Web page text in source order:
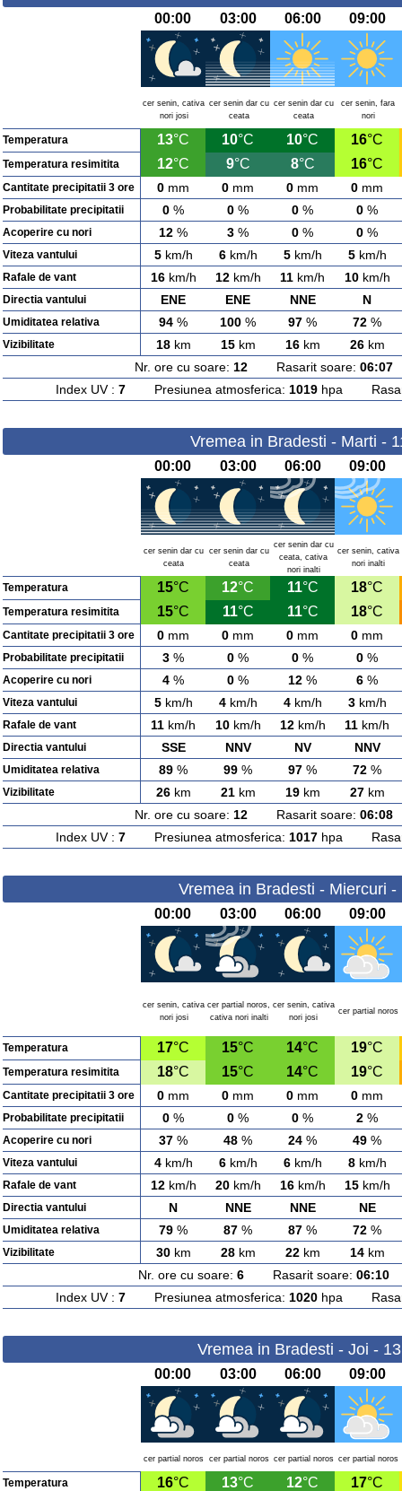
00:00 03:00 06:00 09:00
cer senin, cativa
nori josi
cer senin dar cu
ceata
cer senin dar cu
ceata
cer senin, fara
nori
Temperatura 13°C 10°C 10°C 16°C
Temperatura resimitita 12°C 9°C 8°C 16°C
Cantitate precipitatii 3 ore 0 mm 0 mm 0 mm 0 mm
Probabilitate precipitatii 0 % 0 % 0 % 0 %
Acoperire cu nori 12 % 3 % 0 % 0 %
Viteza vantului 5km/h 6km/h 5km/h 5km/h
Rafale de vant 16km/h 12km/h 11 km/h 10km/h
Directia vantului ENE ENE NNE N
Umiditatea relativa 94 % 100 % 97 % 72 %
Vizibilitate 18km 15km 16km 26km
Nr. ore cu soare: 12Rasarit soare: 06:07
Index UV : 7Presiunea atmosferica: 1019hpa
Vremea in Bradesti - Marti -
00:00 03:00 06:00 09:00
cer senin dar cu
ceata
cer senin dar cu
ceata
cer senin dar cu
ceata, cativa
nori inalti
cer senin, cativa
nori inalti
Temperatura 15°C 12°C 11°C 18°C
Temperatura resimitita 15°C 11°C 11°C 18°C
Cantitate precipitatii 3 ore 0 mm 0 mm 0 mm 0 mm
Probabilitate precipitatii 3 % 0 % 0 % 0 %
Acoperire cu nori 4 % 0 % 12 % 6 %
Viteza vantului 5km/h 4km/h 4km/h 3km/h
Rafale de vant 11 km/h 10km/h 12km/h 11 km/h
Directia vantului SSE NNV NV NNV
Umiditatea relativa 89 % 99 % 97 % 72 %
Vizibilitate 26km 21km 19km 27km
Nr. ore cu soare: 12Rasarit soare: 06:08
Index UV : 7Presiunea atmosferica: 1017hpa
Vremea in Bradesti - Miercuri -
00:00 03:00 06:00 09:00
cer senin, cativa
nori josi
cer partial noros,
cativa nori inalti
cer senin, cativa
nori josi
cer partial noros
Temperatura 17°C 15°C 14°C 19°C
Temperatura resimitita 18°C 15°C 14°C 19°C
Cantitate precipitatii 3 ore 0 mm 0 mm 0 mm 0 mm
Probabilitate precipitatii 0 % 0 % 0 % 2 %
Acoperire cu nori 37 % 48 % 24 % 49 %
Viteza vantului 4km/h 6km/h 6km/h 8km/h
Rafale de vant 12km/h 20km/h 16km/h 15km/h
Directia vantului N NNE NNE NE
Umiditatea relativa 79 % 87 % 87 % 72 %
Vizibilitate 30km 28km 22km 14km
Nr. ore cu soare: 6Rasarit soare: 06:10
Index UV : 7Presiunea atmosferica: 1020hpa
Vremea in Bradesti - Joi -
00:00 03:00 06:00 09:00
cer partial noros cer partial noros cer partial noros cer partial noros
Temperatura 16°C 13°C 12°C 17°C